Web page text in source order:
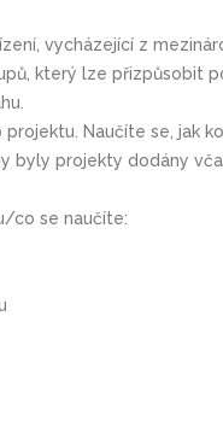
vycházející z
který lze přizpůsobit
Naučíte se, jak
byly projekty dodány
co se naučíte: